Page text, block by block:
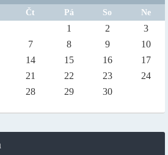
Čt Pá So Ne
1 2
3
7 8 9
10
14 15 16
17
21 22 23
24
28 29 30